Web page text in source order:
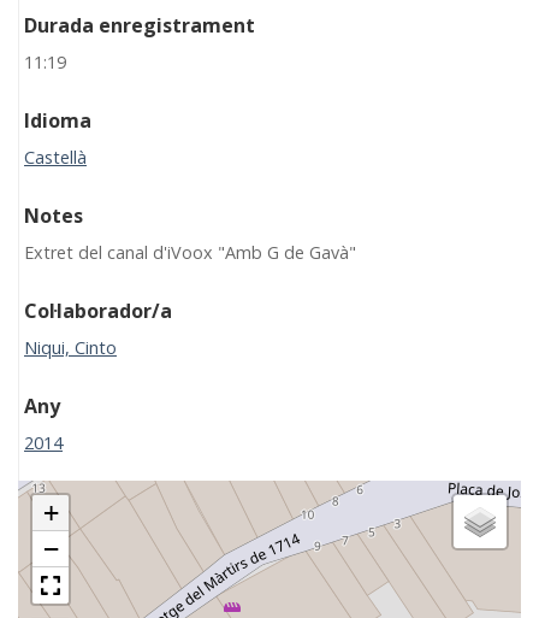
Durada enregistrament
11:19
Idioma
Castellà
Notes
Extret del canal d'iVoox "Amb G de Gavà"
Col·laborador/a
Niqui, Cinto
Any
2014
+
−